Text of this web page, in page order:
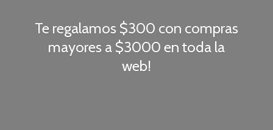
Te regalamos $300 con compras
mayores a $3000 en toda la
web!